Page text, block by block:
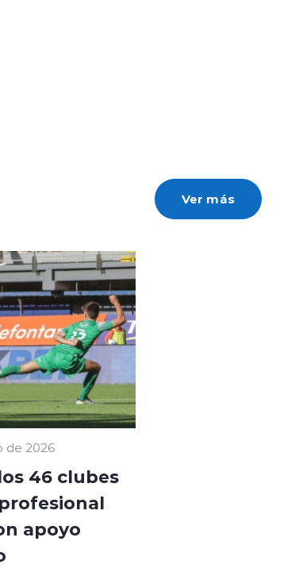
Ver más
de 2026
46 clubes
apoyo